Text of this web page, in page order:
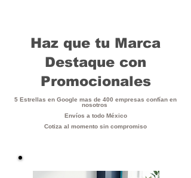
5 Estrellas en Google mas de 400 empresas confían en
nosotros
Envíos a todo México
Cotiza al momento sin compromiso
Haz que tu Marca
Destaque con
Promocionales